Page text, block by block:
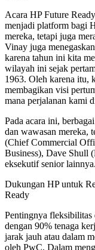
Acara HP Future
menjadi platform bagi
mereka, tetapi juga
Vinay juga
karena tahun ini kita
wilayah ini sejak
1963. Oleh karena itu,
membagikan visi
mana perjalanan kami
Pada acara ini,
dan wawasan mereka,
(Chief Commercial
Business), Dave Shull
eksekutif senior lainnya.
Dukungan HP untuk
Ready
Pentingnya fleksibilitas
dengan 90% tenaga
jarak jauh atau dalam
oleh PwC. Dalam